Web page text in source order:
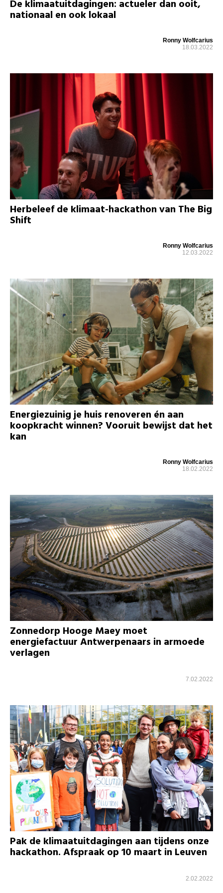
De klimaatuitdagingen: actueler dan ooit,
nationaal en ook lokaal
Ronny Wolfcarius
18.03.2022
Herbeleef de klimaat-hackathon van The Big
Shift
Ronny Wolfcarius
12.03.2022
Energiezuinig je huis renoveren én aan
koopkracht winnen? Vooruit bewijst dat het
kan
Ronny Wolfcarius
18.02.2022
Zonnedorp Hooge Maey moet
energiefactuur Antwerpenaars in armoede
verlagen
7.02.2022
Pak de klimaatuitdagingen aan tijdens onze
hackathon. Afspraak op 10 maart in Leuven
2.02.2022